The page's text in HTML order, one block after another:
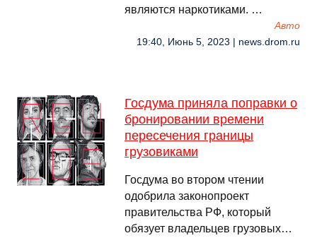
являются наркотиками. …
Авто
19:40, Июнь 5, 2023 | news.drom.ru
Госдума приняла поправки о
бронировании времени
пересечения границы
грузовиками
Госдума во втором чтении
одобрила законопроект
правительства РФ, который
обязует владельцев грузовых…